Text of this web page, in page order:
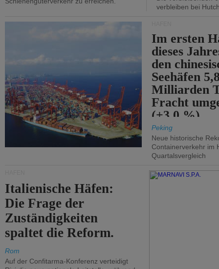
verbleiben bei
Im ersten
dieses
den
Seehäfen
Milliarden
Fracht
(+3,0 %).
Peking
Neue historische
Containerverkehr im
Quartalsvergleich
Italienische Häfen:
Die Frage der
Zuständigkeiten
spaltet die Reform.
Rom
Auf der Confitarma-Konferenz verteidigt